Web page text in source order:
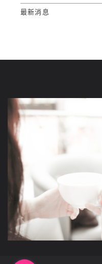
最新消息